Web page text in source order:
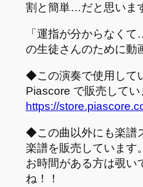
割と簡単…だと思いま
「運指が分からなく
の生徒さんのために動
◆この演奏で使用して
Piascore で販売してい
https://
◆この曲以外にも楽譜
楽譜を販売しています。
お時間がある方は覗い
ね！！